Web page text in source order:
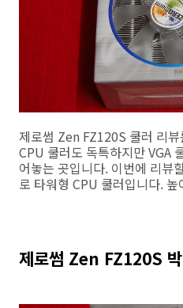
제로썸 Zen FZ120S 쿨러 리
CPU 쿨러도 독특하지만 VGA
어놓는 곳입니다. 이번에 리뷰
로 타워형 CPU 쿨러입니다.
제로썸 Zen FZ120S